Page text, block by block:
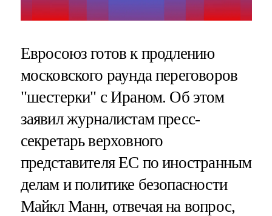
Евросоюз готов к продлению
московского раунда переговоров
"шестерки" с Ираном. Об этом
заявил журналистам пресс-
секретарь верховного
представителя ЕС по иностранным
делам и политике безопасности
Майкл Манн, отвечая на вопрос,